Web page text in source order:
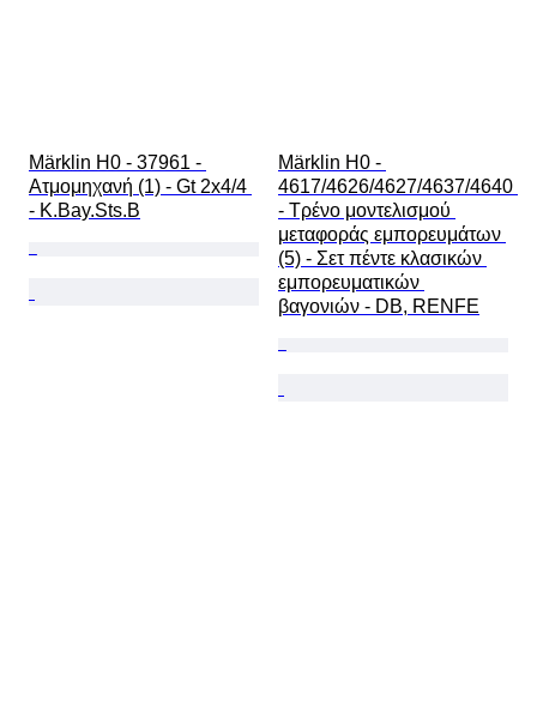
Märklin H0 - 37961 -
Ατμομηχανή (1) - Gt 2x4/4
- K.Bay.Sts.B
Märklin H0 -
4617/4626/4627/4637/4640
- Τρένο μοντελισμού
μεταφοράς εμπορευμάτων
(5) - Σετ πέντε κλασικών
εμπορευματικών
βαγονιών - DB, RENFE